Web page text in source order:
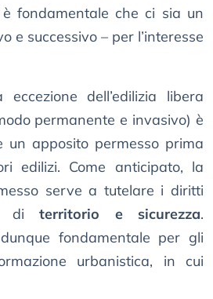
è fondamentale che ci sia un
e successivo – per l’interesse
dell’edilizia libera
permanente e invasivo) è
un apposito permesso prima
edilizi. Come anticipato, la
serve a tutelare i diritti
di territorio e sicurezza.
dunque fondamentale per gli
urbanistica, in cui